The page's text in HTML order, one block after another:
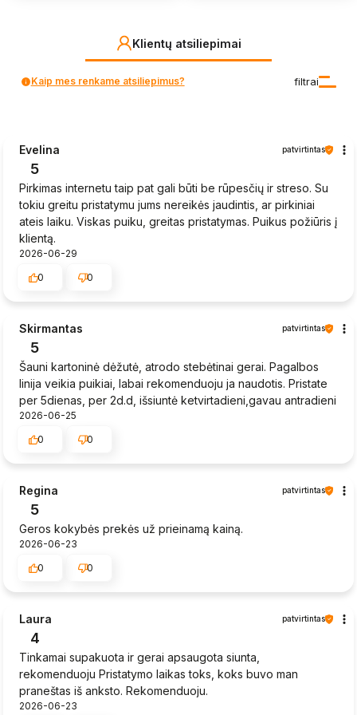
Klientų atsiliepimai
filtrai
Kaip mes renkame atsiliepimus?
Evelina patvirtintas
5
Pirkimas internetu taip pat gali būti be rūpesčių ir streso. Su
tokiu greitu pristatymu jums nereikės jaudintis, ar pirkiniai
ateis laiku. Viskas puiku, greitas pristatymas. Puikus požiūris į
klientą.
2026-06-29
0
0
Skirmantas patvirtintas
5
Šauni kartoninė dėžutė, atrodo stebėtinai gerai. Pagalbos
linija veikia puikiai, labai rekomenduoju ja naudotis. Pristate
per 5dienas, per 2d.d, išsiuntė ketvirtadieni,gavau antradieni
2026-06-25
0
0
Regina patvirtintas
5
Geros kokybės prekės už prieinamą kainą.
2026-06-23
0
0
Laura patvirtintas
4
Tinkamai supakuota ir gerai apsaugota siunta,
rekomenduoju Pristatymo laikas toks, koks buvo man
praneštas iš anksto. Rekomenduoju.
2026-06-23